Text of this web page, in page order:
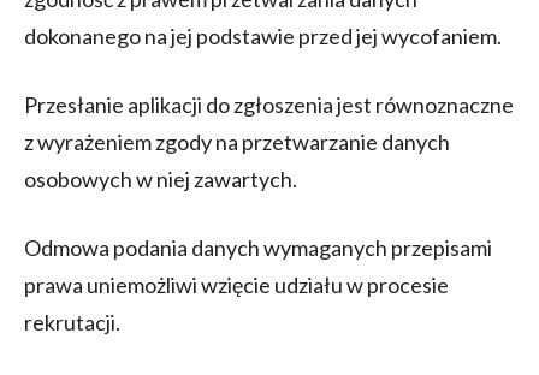
dokonanego na jej podstawie przed jej wycofaniem.
Przesłanie aplikacji do zgłoszenia jest równoznaczne
z wyrażeniem zgody na przetwarzanie danych
osobowych w niej zawartych.
Odmowa podania danych wymaganych przepisami
prawa uniemożliwi wzięcie udziału w procesie
rekrutacji.